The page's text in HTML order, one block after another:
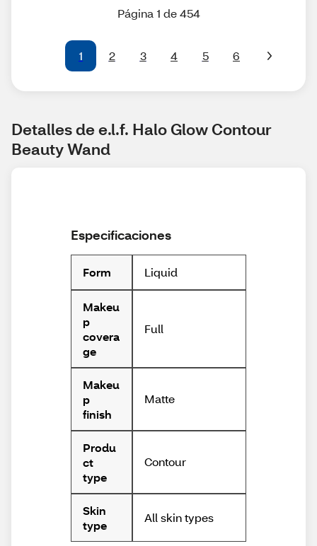
Página 1 de 454
1 2 3 4 5 6
Detalles de e.l.f. Halo Glow Contour
Beauty Wand
Especificaciones
Form Liquid
Makeu
p
covera
ge
Full
Makeu
p
finish
Matte
Produ
ct
type
Contour
Skin
type
All skin types